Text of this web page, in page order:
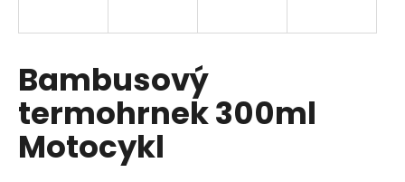
Bambusový
termohrnek 300ml
Motocykl
í
t
?